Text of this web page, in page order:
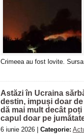
Crimeea au fost lovite.
Astăzi în Ucraina
destin, impuși doar
dă mai mult decât
capul doar pe
6 iunie 2026 | Categorie: